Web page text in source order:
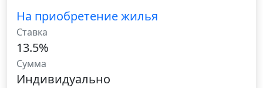
На приобретение жилья
Ставка
13.5%
Сумма
Индивидуально